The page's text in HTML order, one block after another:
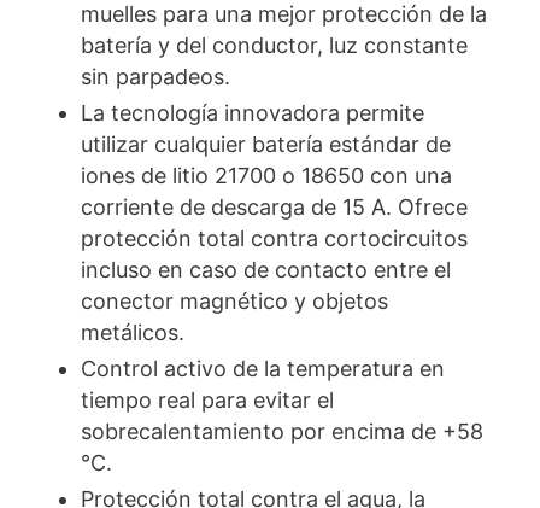
muelles para una mejor protección de la
batería y del conductor, luz constante
sin parpadeos.
La tecnología innovadora permite
utilizar cualquier batería estándar de
iones de litio 21700 o 18650 con una
corriente de descarga de 15 A. Ofrece
protección total contra cortocircuitos
incluso en caso de contacto entre el
conector magnético y objetos
metálicos.
Control activo de la temperatura en
tiempo real para evitar el
sobrecalentamiento por encima de +58
°C.
Protección total contra el agua, la